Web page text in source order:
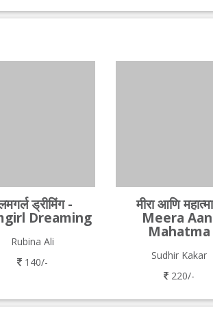
ड्रीमिंग -
Dreaming
Rubina Ali
140/-
मीरा आणि
Meera
Mahatma
Sudhir Kakar
220/-